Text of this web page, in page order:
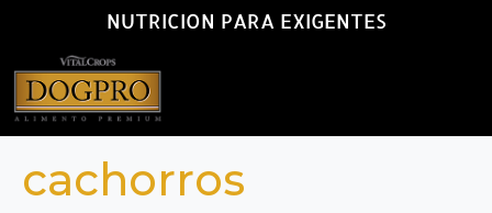
NUTRICION PARA EXIGENTES
cachorros